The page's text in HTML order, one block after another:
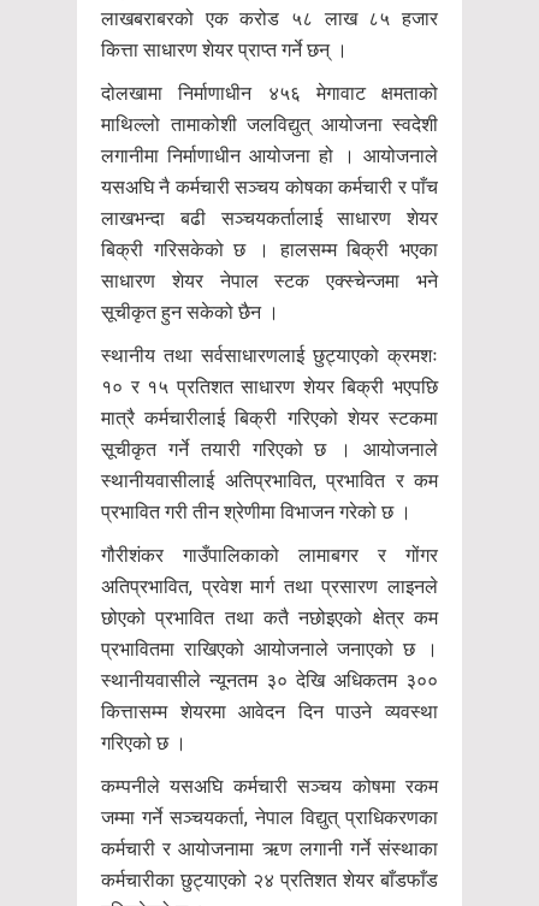
लाखबराबरको एक करोड ५८ लाख ८५ हजार
कित्ता साधारण शेयर प्राप्त गर्ने छन् ।
दोलखामा निर्माणाधीन ४५६ मेगावाट क्षमताको
माथिल्लो तामाकोशी जलविद्युत् आयोजना स्वदेशी
लगानीमा निर्माणाधीन आयोजना हो । आयोजनाले
यसअघि नै कर्मचारी सञ्चय कोषका कर्मचारी र पाँच
लाखभन्दा बढी सञ्चयकर्तालाई साधारण शेयर
बिक्री गरिसकेको छ । हालसम्म बिक्री भएका
साधारण शेयर नेपाल स्टक एक्स्चेन्जमा भने
सूचीकृत हुन सकेको छैन ।
स्थानीय तथा सर्वसाधारणलाई छुट्याएको क्रमशः
१० र १५ प्रतिशत साधारण शेयर बिक्री भएपछि
मात्रै कर्मचारीलाई बिक्री गरिएको शेयर स्टकमा
सूचीकृत गर्ने तयारी गरिएको छ । आयोजनाले
स्थानीयवासीलाई अतिप्रभावित, प्रभावित र कम
प्रभावित गरी तीन श्रेणीमा विभाजन गरेको छ ।
गौरीशंकर गाउँपालिकाको लामाबगर र गोंगर
अतिप्रभावित, प्रवेश मार्ग तथा प्रसारण लाइनले
छोएको प्रभावित तथा कतै नछोइएको क्षेत्र कम
प्रभावितमा राखिएको आयोजनाले जनाएको छ ।
स्थानीयवासीले न्यूनतम ३० देखि अधिकतम ३००
कित्तासम्म शेयरमा आवेदन दिन पाउने व्यवस्था
गरिएको छ ।
कम्पनीले यसअघि कर्मचारी सञ्चय कोषमा रकम
जम्मा गर्ने सञ्चयकर्ता, नेपाल विद्युत् प्राधिकरणका
कर्मचारी र आयोजनामा ऋण लगानी गर्ने संस्थाका
कर्मचारीका छुट्याएको २४ प्रतिशत शेयर बाँडफाँड